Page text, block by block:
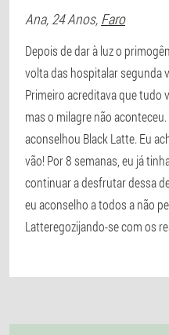
Ana, 24 Anos, Faro
Depois de dar à luz o
volta das hospitalar segunda
Primeiro acreditava que tudo
mas o milagre não
aconselhou Black Latte. Eu
vão! Por 8 semanas, eu já
continuar a desfrutar dessa
eu aconselho a todos a não
Latteregozijando-se com os